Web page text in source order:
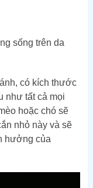
sống trên da
có kích thước
như tất cả mọi
hoặc chó sẽ
nhỏ này và sẽ
hưởng của